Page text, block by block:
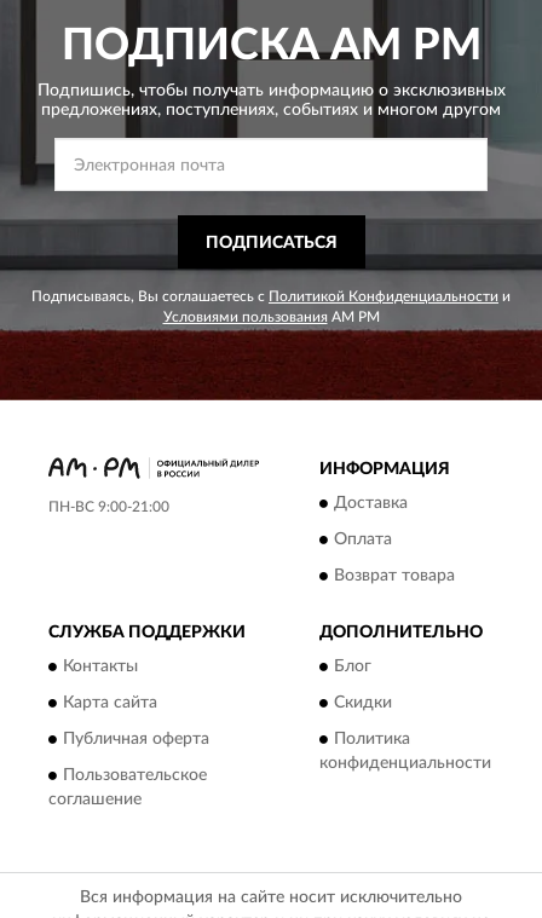
ПОДПИСКАAM PM
Подпишись, чтобы получать информацию о эксклюзивных
предложениях, поступлениях, событиях и многом другом
ПОДПИСАТЬСЯ
Подписываясь, Вы соглашаетесь с Политикой Конфиденциальности и
Условиями пользования AM PM
ПН-ВС 9:00-21:00
ИНФОРМАЦИЯ
Доставка
Оплата
Возврат товара
СЛУЖБА ПОДДЕРЖКИ
Контакты
Карта сайта
Публичная оферта
Пользовательское
соглашение
ДОПОЛНИТЕЛЬНО
Блог
Скидки
Политика
конфиденциальности
Вся информация на сайте носит исключительно